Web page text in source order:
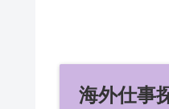
海外仕事